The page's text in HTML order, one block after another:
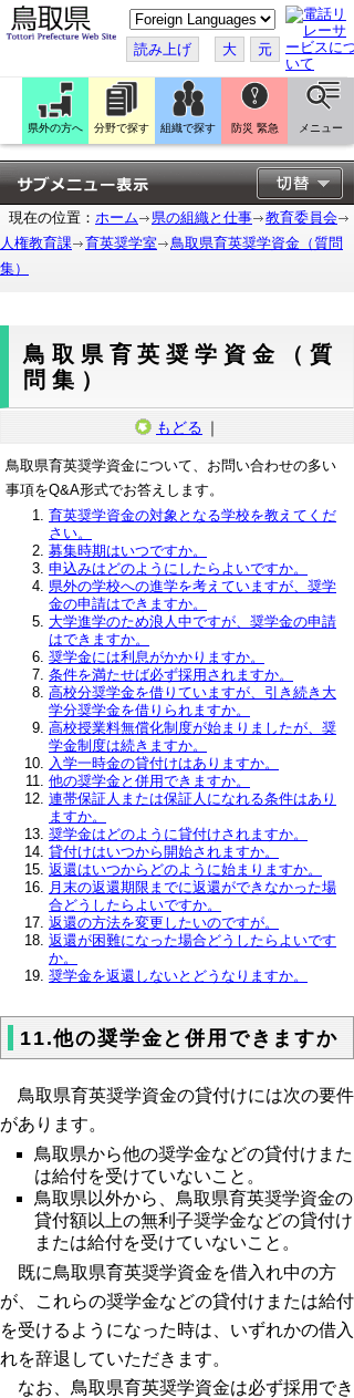
こ
の
ペ
ー
ジ
翻
訳
す
る
読み上げ 大 元
県外の方へ 分野で探す 組織で探す 防災 緊急 メニュー
現在の位置： ホーム 県の組織と仕事
教育委員会
人権教育課
育英奨学室
鳥取県育英奨学資金（質問
集）
鳥取県育英奨学資金（質
問集）
もどる ｜
鳥取県育英奨学資金について、お問い合わせの多い
事項をQ&A形式でお答えします。
育英奨学資金の対象となる学校を教えてくだ
さい。
募集時期はいつですか。
申込みはどのようにしたらよいですか。
県外の学校への進学を考えていますが、奨学
金の申請はできますか。
大学進学のため浪人中ですが、奨学金の申請
はできますか。
奨学金には利息がかかりますか。
条件を満たせば必ず採用されますか。
高校分奨学金を借りていますが、引き続き大
学分奨学金を借りられますか。
高校授業料無償化制度が始まりましたが、奨
学金制度は続きますか。
入学一時金の貸付けはありますか。
他の奨学金と併用できますか。
連帯保証人または保証人になれる条件はあり
ますか。
奨学金はどのように貸付けされますか。
貸付けはいつから開始されますか。
返還はいつからどのように始まりますか。
月末の返還期限までに返還ができなかった場
合どうしたらよいですか。
返還の方法を変更したいのですが。
返還が困難になった場合どうしたらよいです
か。
奨学金を返還しないとどうなりますか。
11.他の奨学金と併用できますか
鳥取県育英奨学資金の貸付けには次の要件
があります。
鳥取県から他の奨学金などの貸付けまた
は給付を受けていないこと。
鳥取県以外から、鳥取県育英奨学資金の
貸付額以上の無利子奨学金などの貸付け
または給付を受けていないこと。
既に鳥取県育英奨学資金を借入れ中の方
が、これらの奨学金などの貸付けまたは給付
を受けるようになった時は、いずれかの借入
れを辞退していただきます。
なお、鳥取県育英奨学資金は必ず採用でき